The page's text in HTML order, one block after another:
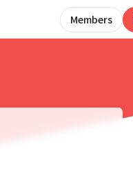
Members